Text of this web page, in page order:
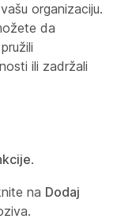
organizaciju.
da
ili zadržali
.
na Dodaj